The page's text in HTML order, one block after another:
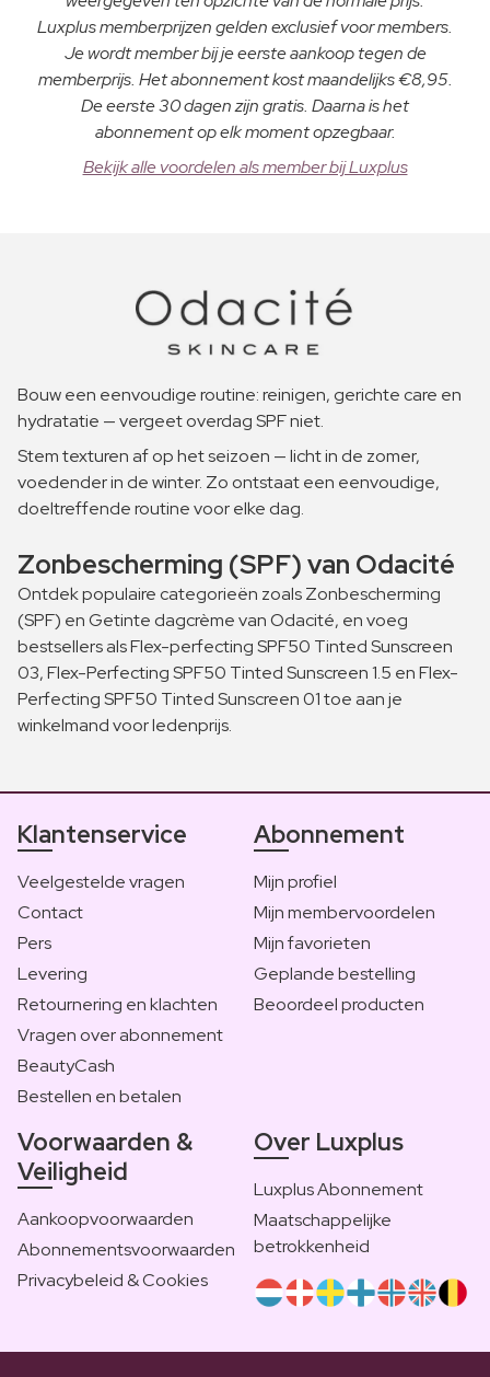
Luxplus memberprijzen gelden exclusief voor members.
Je wordt member bij je eerste aankoop tegen de
memberprijs. Het abonnement kost maandelijks €8,95.
De eerste 30 dagen zijn gratis. Daarna is het
abonnement op elk moment opzegbaar.
Bekijk alle voordelen als member bij Luxplus
Bouw een eenvoudige routine: reinigen, gerichte care en
hydratatie — vergeet overdag SPF niet.
Stem texturen af op het seizoen — licht in de zomer,
voedender in de winter. Zo ontstaat een eenvoudige,
doeltreffende routine voor elke dag.
Zonbescherming (SPF) van Odacité
Ontdek populaire categorieën zoals Zonbescherming
(SPF) en Getinte dagcrème van Odacité, en voeg
bestsellers als Flex-perfecting SPF50 Tinted Sunscreen
03, Flex-Perfecting SPF50 Tinted Sunscreen 1.5 en Flex-
Perfecting SPF50 Tinted Sunscreen 01 toe aan je
winkelmand voor ledenprijs.
Klantenservice
Veelgestelde vragen
Contact
Pers
Levering
Retournering en klachten
Vragen over abonnement
BeautyCash
Bestellen en betalen
Abonnement
Mijn profiel
Mijn membervoordelen
Mijn favorieten
Geplande bestelling
Beoordeel producten
Voorwaarden &
Veiligheid
Aankoopvoorwaarden
Abonnementsvoorwaarden
Privacybeleid & Cookies
Over Luxplus
Luxplus Abonnement
Maatschappelijke
betrokkenheid